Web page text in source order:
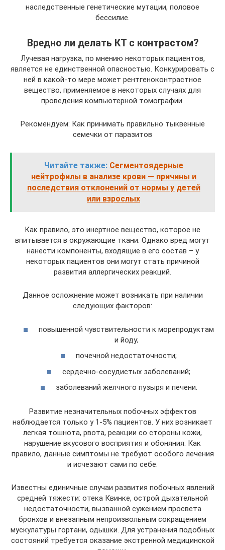
наследственные генетические мутации, половое
бессилие.
Вредно ли делать КТ с контрастом?
Лучевая нагрузка, по мнению некоторых пациентов,
является не единственной опасностью. Конкурировать с
ней в какой-то мере может рентгеноконтрастное
вещество, применяемое в некоторых случаях для
проведения компьютерной томографии.
Рекомендуем: Как принимать правильно тыквенные
семечки от паразитов
Читайте также: Сегментоядерные
нейтрофилы в анализе крови — причины и
последствия отклонений от нормы у детей
или взрослых
Как правило, это инертное вещество, которое не
впитывается в окружающие ткани. Однако вред могут
нанести компоненты, входящие в его состав – у
некоторых пациентов они могут стать причиной
развития аллергических реакций.
Данное осложнение может возникать при наличии
следующих факторов:
повышенной чувствительности к морепродуктам
и йоду;
почечной недостаточности;
сердечно-сосудистых заболеваний;
заболеваний желчного пузыря и печени.
Развитие незначительных побочных эффектов
наблюдается только у 1-5% пациентов. У них возникает
легкая тошнота, рвота, реакции со стороны кожи,
нарушение вкусового восприятия и обоняния. Как
правило, данные симптомы не требуют особого лечения
и исчезают сами по себе.
Известны единичные случаи развития побочных явлений
средней тяжести: отека Квинке, острой дыхательной
недостаточности, вызванной сужением просвета
бронхов и внезапным непроизвольным сокращением
мускулатуры гортани, одышки. Для устранения подобных
состояний требуется оказание экстренной медицинской